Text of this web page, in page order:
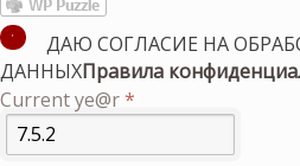
ДАЮ СОГЛАСИЕ НА
ДАННЫХПравила
Current ye@r*